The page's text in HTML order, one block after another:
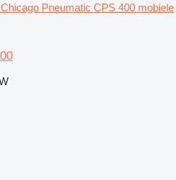
Chicago Pneumatic CPS 400 mobiele